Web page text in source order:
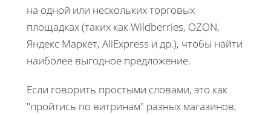
на одной или нескольких торговых
площадках (таких как Wildberries, OZON,
Яндекс Маркет, AliExpress и др.), чтобы найти
наиболее выгодное предложение.
Если говорить простыми словами, это как
"пройтись по витринам" разных магазинов,